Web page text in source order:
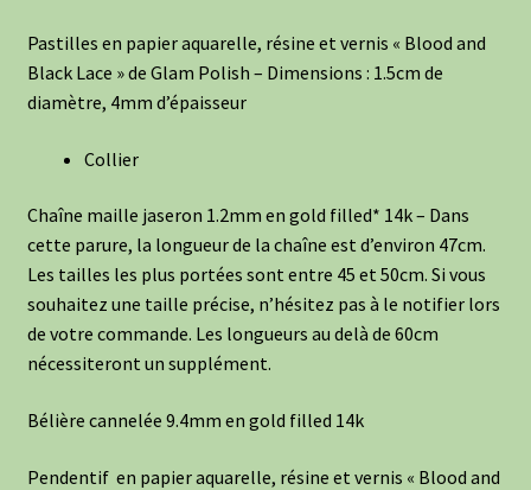
Pastilles en papier aquarelle, résine et vernis « Blood and
Black Lace » de Glam Polish – Dimensions : 1.5cm de
diamètre, 4mm d’épaisseur
Collier
Chaîne maille jaseron 1.2mm en gold filled* 14k – Dans
cette parure, la longueur de la chaîne est d’environ 47cm.
Les tailles les plus portées sont entre 45 et 50cm. Si vous
souhaitez une taille précise, n’hésitez pas à le notifier lors
de votre commande. Les longueurs au delà de 60cm
nécessiteront un supplément.
Bélière cannelée 9.4mm en gold filled 14k
Pendentif en papier aquarelle, résine et vernis « Blood and